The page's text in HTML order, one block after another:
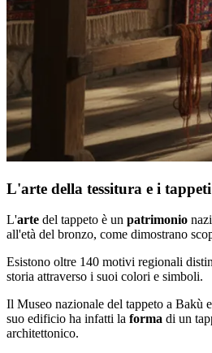
L'arte della tessitura e i
L'arte del tappeto è un patrimonio
all'età del bronzo, come dimostrano
Esistono oltre 140 motivi regionali
storia attraverso i suoi colori e simboli.
Il Museo nazionale del tappeto a Bakù
suo edificio ha infatti la forma di un
architettonico.